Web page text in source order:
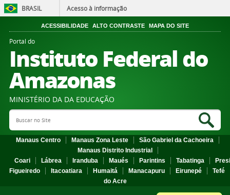
BRASIL Acesso à informação
ACESSIBILIDADE ALTO CONTRASTE MAPA DO SITE
Portal do
Instituto Federal do
Amazonas
MINISTÉRIO DA DA EDUCAÇÃO
Search Site
Manaus Centro Manaus Zona Leste
São Gabriel da Cachoeira
Manaus Distrito Industrial
Coari
Lábrea Iranduba Maués Parintins Tabatinga
Figueiredo
Itacoatiara Humaitá Manacapuru Eirunepé
Tefé
do Acre